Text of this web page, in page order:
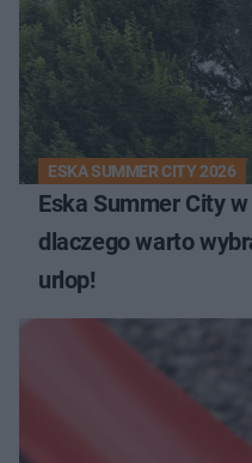
ESKA SUMMER CITY 2026
Eska Summer City
dlaczego warto
urlop!